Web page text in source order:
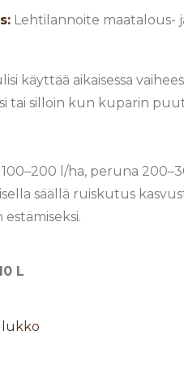
Lehtilannoite maatalous-
käyttää aikaisessa
tai silloin kun kuparin
100–200 l/ha, peruna
säällä ruiskutus
L